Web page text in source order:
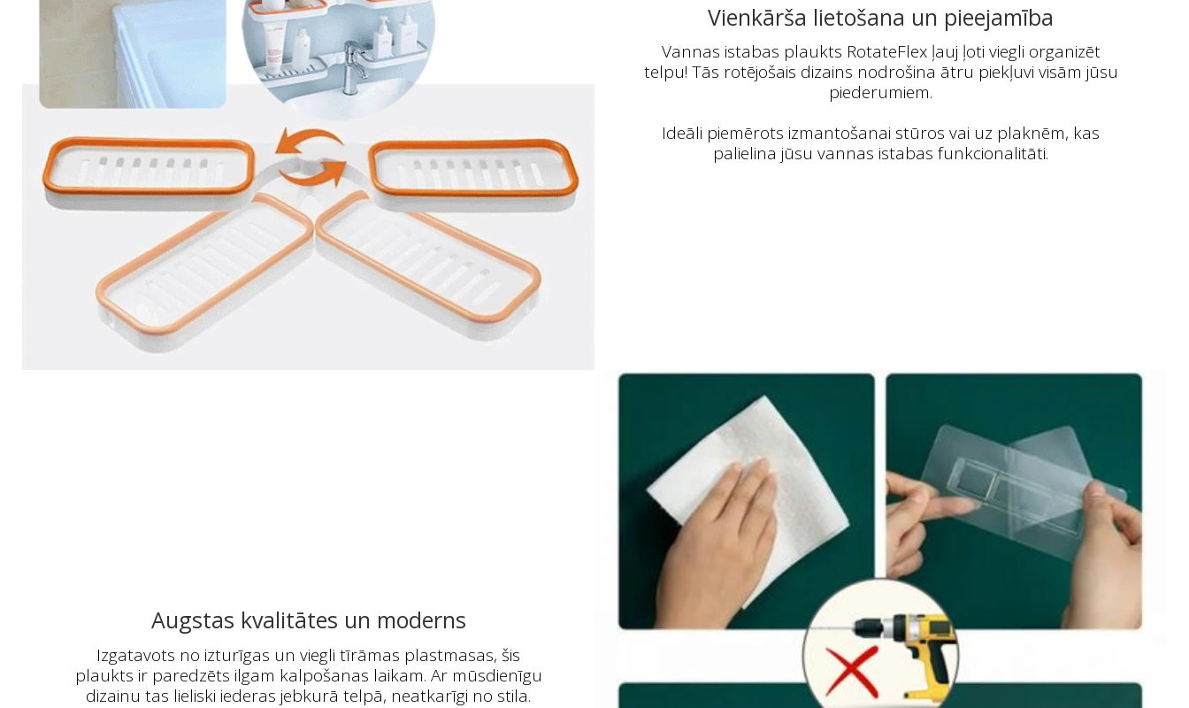
Vienkārša lietošana un pieejamība
Vannas istabas plaukts RotateFlex ļauj ļoti viegli organizēt
telpu! Tās rotējošais dizains nodrošina ātru piekļuvi visām jūsu
piederumiem.
Ideāli piemērots izmantošanai stūros vai uz plaknēm, kas
palielina jūsu vannas istabas funkcionalitāti.
Augstas kvalitātes un moderns
Izgatavots no izturīgas un viegli tīrāmas plastmasas, šis
plaukts ir paredzēts ilgam kalpošanas laikam. Ar mūsdienīgu
dizainu tas lieliski iederas jebkurā telpā, neatkarīgi no stila.